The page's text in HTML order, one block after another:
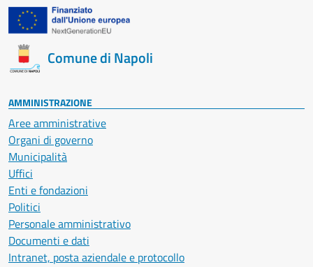
Comune di Napoli
AMMINISTRAZIONE
Aree amministrative
Organi di governo
Municipalità
Uffici
Enti e fondazioni
Politici
Personale amministrativo
Documenti e dati
Intranet, posta aziendale e protocollo